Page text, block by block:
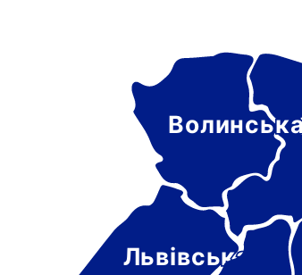
Львівська